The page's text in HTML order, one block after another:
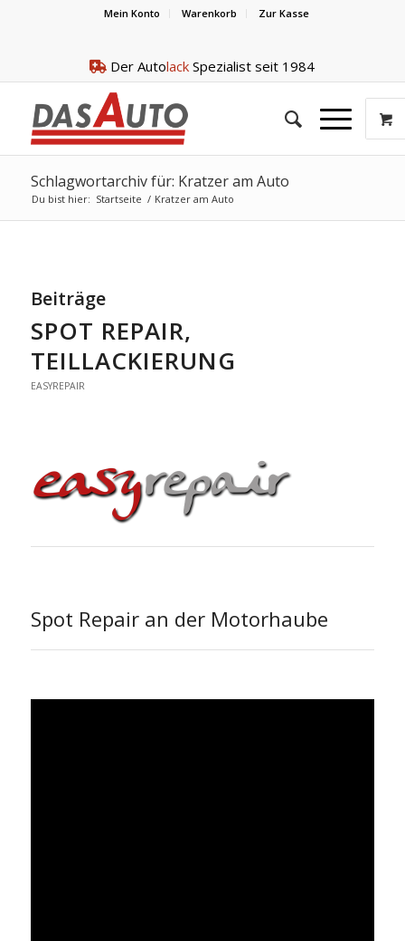
Mein Konto Warenkorb Zur Kasse
Der Autolack Spezialist seit 1984
Schlagwortarchiv für: Kratzer am Auto
Du bist hier: Startseite / Kratzer am Auto
Beiträge
SPOT REPAIR,
TEILLACKIERUNG
EASYREPAIR
Spot Repair an der Motorhaube